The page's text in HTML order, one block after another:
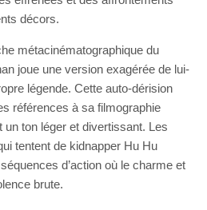
décors.
métacinématographique du
joue une version exagérée de lui-
légende. Cette auto-dérision
références à sa filmographie
un ton léger et divertissant. Les
tentent de kidnapper Hu Hu
d’action où le charme et
brute.